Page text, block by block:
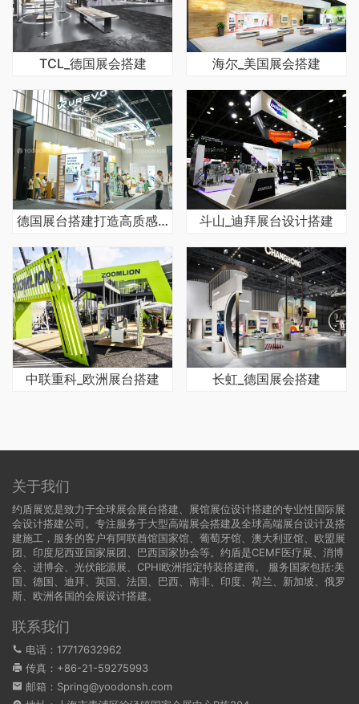
TCL_德国展会搭建 海尔_美国展会搭建
德国展台搭建打造高质感的5个核心要点 斗山_迪拜展台设计搭建
中联重科_欧洲展台搭建 长虹_德国展会搭建
关于我们
约盾展览是致力于全球展会展台搭建、展馆展位设计搭建的专业性国际展
会设计搭建公司。专注服务于大型高端展会搭建及全球高端展台设计及搭
建施工，服务的客户有阿联酋馆国家馆、葡萄牙馆、澳大利亚馆、欧盟展
团、印度尼西亚国家展团、巴西国家协会等。约盾是CEMF医疗展、消博
会、进博会、光伏能源展、CPHI欧洲指定特装搭建商。 服务国家包括:美
国
德国 、迪拜、英国、法国、巴西、南非、印度、荷兰、新加坡、俄罗
斯、欧洲各国的会展设计搭建。
联系我们
电话：17717632962
传真：+86-21-59275993
邮箱：Spring@yoodonsh.com